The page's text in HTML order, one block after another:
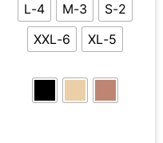
2-S
3-M
4-L
5-XL
6-XXL